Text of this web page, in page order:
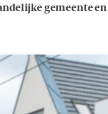
gemeente